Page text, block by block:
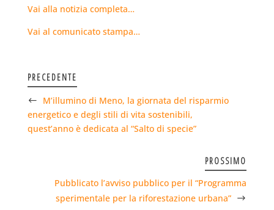
Vai alla notizia completa…
Vai al comunicato stampa…
PRECEDENTE
M’illumino di Meno, la giornata del risparmio
energetico e degli stili di vita sostenibili,
quest’anno è dedicata al “Salto di specie”
PROSSIMO
Pubblicato l’avviso pubblico per il “Programma
sperimentale per la riforestazione urbana”